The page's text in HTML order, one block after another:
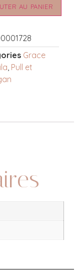
AU PANIER
Grace
, Pull et